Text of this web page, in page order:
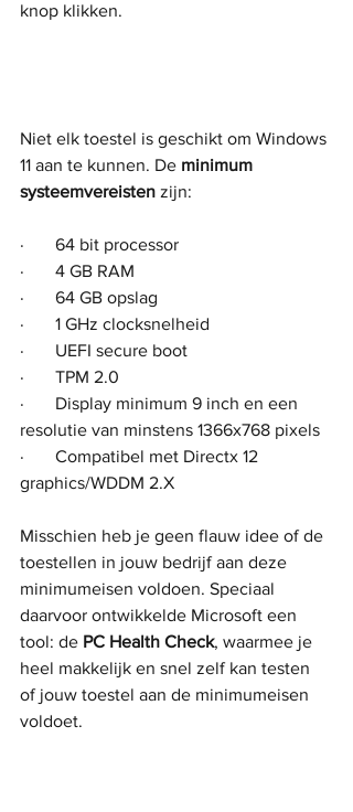
knop klikken.
Niet elk toestel is geschikt om Windows
11 aan te kunnen. De minimum
systeemvereisten zijn:
·       64 bit processor
·       4 GB RAM
·       64 GB opslag
·       1 GHz clocksnelheid
·       UEFI secure boot
·       TPM 2.0
·       Display minimum 9 inch en een
resolutie van minstens 1366x768 pixels
·       Compatibel met Directx 12
graphics/WDDM 2.X
Misschien heb je geen flauw idee of de
toestellen in jouw bedrijf aan deze
minimumeisen voldoen. Speciaal
daarvoor ontwikkelde Microsoft een
tool: de PC Health Check, waarmee je
heel makkelijk en snel zelf kan testen
of jouw toestel aan de minimumeisen
voldoet.